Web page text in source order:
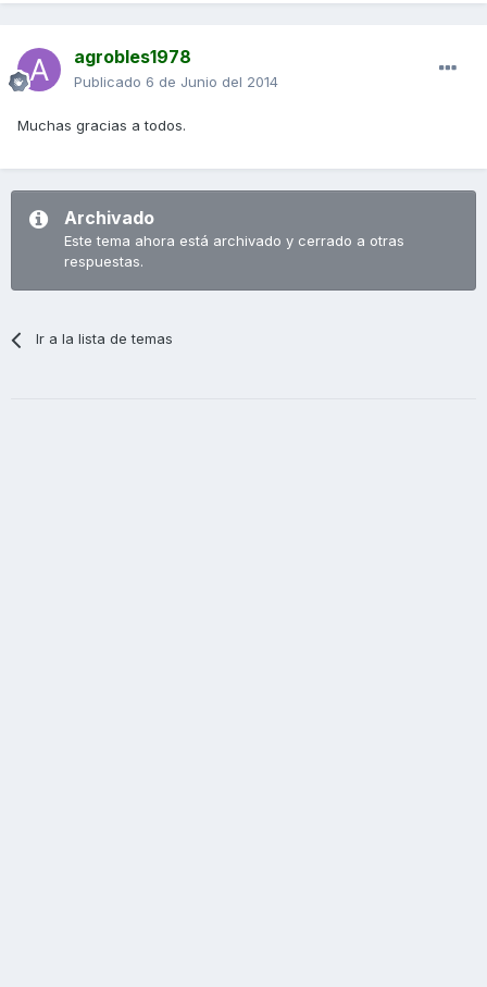
agrobles1978
Publicado 6 de Junio del 2014
Muchas gracias a todos.
Archivado
Este tema ahora está archivado y cerrado a otras
respuestas.
Ir a la lista de temas